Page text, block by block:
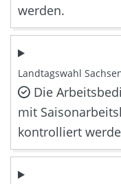
werden.
Landtagswahl
Die
mit
kontrolliert